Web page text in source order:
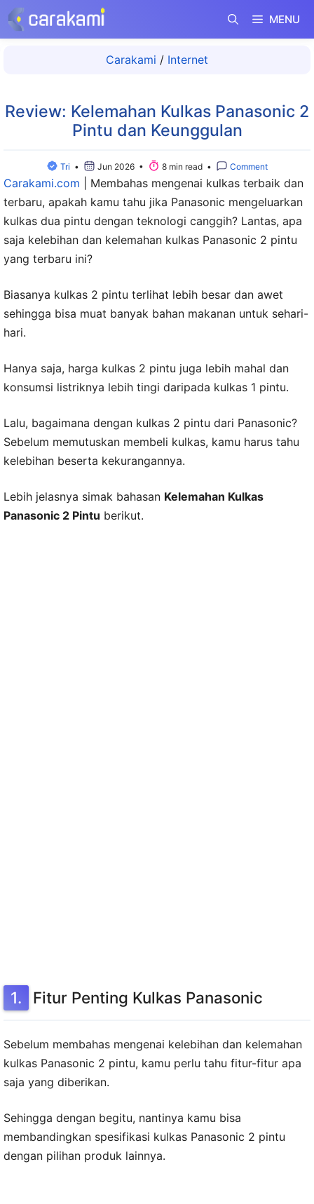
Langsung
ke
MENU
Carakami / Internet
Review: Kelemahan Kulkas Panasonic 2
Pintu dan Keunggulan
Tri • Jun 2026 • 8 min read • Comment
Carakami.com
Membahas mengenai kulkas terbaik dan
terbaru, apakah kamu tahu jika Panasonic mengeluarkan
kulkas dua pintu dengan teknologi canggih? Lantas, apa
saja kelebihan dan kelemahan kulkas Panasonic 2 pintu
yang terbaru ini?
Biasanya kulkas 2 pintu terlihat lebih besar dan awet
sehingga bisa muat banyak bahan makanan untuk sehari-
hari.
Hanya saja, harga kulkas 2 pintu juga lebih mahal dan
konsumsi listriknya lebih tingi daripada kulkas 1 pintu.
Lalu, bagaimana dengan kulkas 2 pintu dari Panasonic?
Sebelum memutuskan membeli kulkas, kamu harus tahu
kelebihan beserta kekurangannya.
Lebih jelasnya simak bahasan Kelemahan Kulkas
Panasonic 2 Pintu berikut.
Fitur Penting Kulkas Panasonic
Sebelum membahas mengenai kelebihan dan kelemahan
kulkas Panasonic 2 pintu, kamu perlu tahu fitur-fitur apa
saja yang diberikan.
Sehingga dengan begitu, nantinya kamu bisa
membandingkan spesifikasi kulkas Panasonic 2 pintu
dengan pilihan produk lainnya.